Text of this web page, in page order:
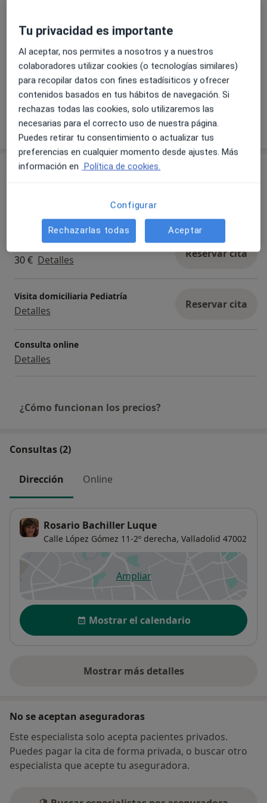
Pediatra “Visiting” en el Departamento de Pediatría de
la “Mayo Clinic”. Rochester, Minnesota, EEUU.
Tutora para formación MIR, Tutora de Trabajos de Fin
de grado
Investigadora en 16 proyectos de Investigación
subvencionados por estamentos públicos y privados
Directora de 5 Tesis doctorales
Autora de 14 Libros completos, 7 Capítulos de Libro, 99
Publicaciones
Miembro de la Comisión de Formación e Investigación
del Área Este de Valladolid: 2002- hasta la actualidad.
Académica corresponsal de la Real Academia de
Medicina y Cirugía de Valladolid.
Enero 2006
Ha docente y ponente en 54 cursos y sesiones
relacionados con la Pediatría
Coordinadora de Pediatría del programa “Vamos a
ver” de Televisión Castilla y León
Ver galería (5)
Mostrar más detalles
sobre la experiencia
Servicios y precios
Primera visita Pediatría
30 € Detalles Reservar cita
Visita domiciliaria Pediatría
Detalles Reservar cita
Consulta online
Detalles
¿Cómo funcionan los precios?
Consultas (2)
Dirección Online
Rosario Bachiller Luque
Calle López Gómez 11-2º derecha, Valladolid 47002
Ampliarse abre en una nueva
Disponibilidad
Mostrar el calendario
Mostrar más detalles
sobre la dirección
No se aceptan aseguradoras
Este especialista solo acepta pacientes privados.
Puedes pagar la cita de forma privada, o buscar otro
especialista que acepte tu aseguradora.
Tu privacidad es importante
Al aceptar, nos permites a nosotros y a nuestros
colaboradores utilizar cookies (o tecnologías similares)
para recopilar datos con fines estadísiticos y ofrecer
contenidos basados en tus hábitos de navegación. Si
rechazas todas las cookies, solo utilizaremos las
necesarias para el correcto uso de nuestra página.
Puedes retirar tu consentimiento o actualizar tus
preferencias en cualquier momento desde ajustes. Más
información en Política de cookies.
Configurar
Rechazarlas todas Aceptar